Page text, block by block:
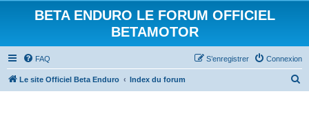
BETA ENDURO LE FORUM OFFICIEL
BETAMOTOR
FAQ Connexion
S’enregistrer
Le site Officiel Beta Enduro Index du forum